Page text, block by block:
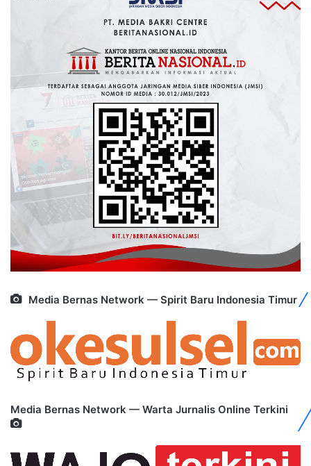
Media Bernas Network — Spirit Baru Indonesia Timur
Media Bernas Network — Warta Jurnalis Online Terkini